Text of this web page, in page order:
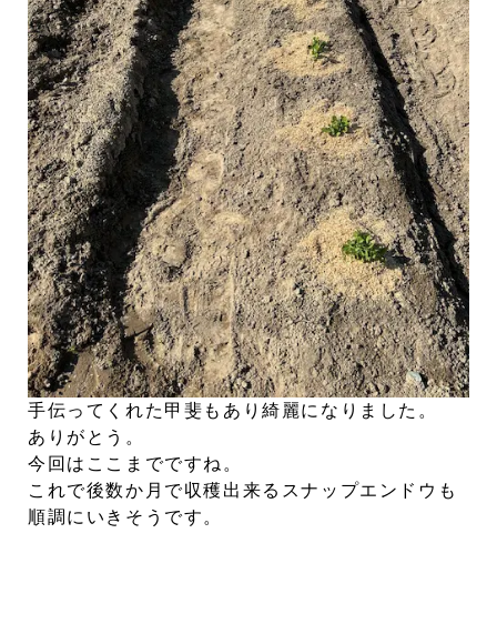
手伝ってくれた甲斐もあり綺麗になりました。
ありがとう。
今回はここまでですね。
これで後数か月で収穫出来るスナップエンドウも
順調にいきそうです。